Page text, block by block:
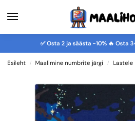
✅ Osta 2 ja säästa -10% 🔥 Osta
Esileht / Maalimine numbrite järgi / Lastele